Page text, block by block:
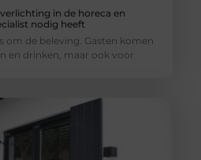
in de horeca en
nodig heeft
om de beleving. Gasten komen
en drinken, maar ook voor